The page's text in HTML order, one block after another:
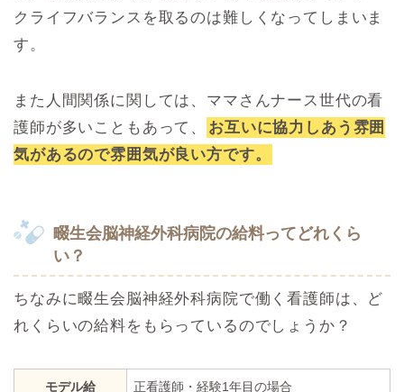
クライフバランスを取るのは難しくなってしまいま
す。
また人間関係に関しては、ママさんナース世代の看
護師が多いこともあって、
お互いに協力しあう雰囲
気があるので雰囲気が良い方です。
畷生会脳神経外科病院の給料ってどれくら
い？
ちなみに畷生会脳神経外科病院で働く看護師は、ど
れくらいの給料をもらっているのでしょうか？
モデル給 正看護師・経験1年目の場合